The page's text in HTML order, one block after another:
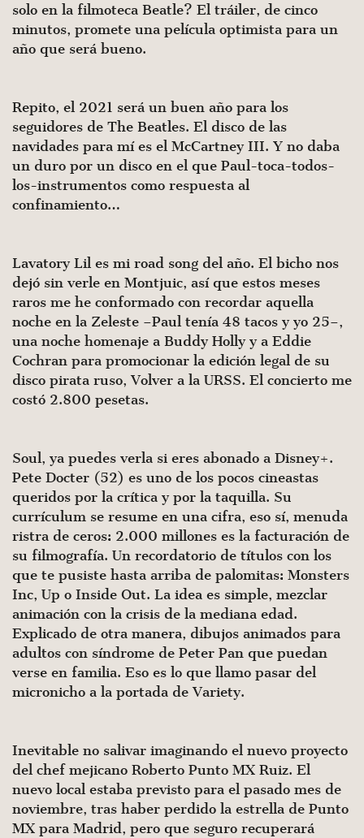
solo en la filmoteca Beatle? El tráiler, de cinco
minutos, promete una película optimista para un
año que será bueno.
Repito, el 2021 será un buen año para los
seguidores de The Beatles. El disco de las
navidades para mí es el McCartney III. Y no daba
un duro por un disco en el que Paul-toca-todos-
los-instrumentos como respuesta al
confinamiento…
Lavatory Lil es mi road song del año. El bicho nos
dejó sin verle en Montjuic, así que estos meses
raros me he conformado con recordar aquella
noche en la Zeleste –Paul tenía 48 tacos y yo 25–,
una noche homenaje a Buddy Holly y a Eddie
Cochran para promocionar la edición legal de su
disco pirata ruso, Volver a la URSS. El concierto me
costó 2.800 pesetas.
Soul, ya puedes verla si eres abonado a Disney+.
Pete Docter (52) es uno de los pocos cineastas
queridos por la crítica y por la taquilla. Su
currículum se resume en una cifra, eso sí, menuda
ristra de ceros: 2.000 millones es la facturación de
su filmografía. Un recordatorio de títulos con los
que te pusiste hasta arriba de palomitas: Monsters
Inc, Up o Inside Out. La idea es simple, mezclar
animación con la crisis de la mediana edad.
Explicado de otra manera, dibujos animados para
adultos con síndrome de Peter Pan que puedan
verse en familia. Eso es lo que llamo pasar del
micronicho a la portada de Variety.
Inevitable no salivar imaginando el nuevo proyecto
del chef mejicano Roberto Punto MX Ruiz. El
nuevo local estaba previsto para el pasado mes de
noviembre, tras haber perdido la estrella de Punto
MX para Madrid, pero que seguro recuperará